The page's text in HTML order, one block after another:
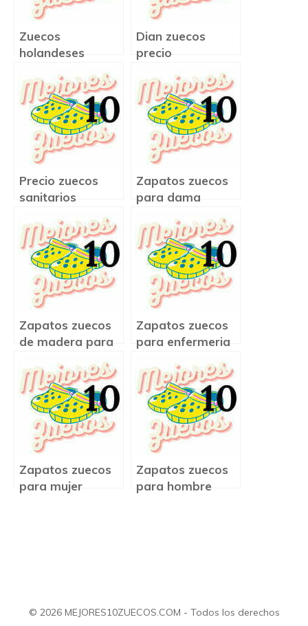
Zuecos
holandeses
Dian zuecos
precio
Precio zuecos
sanitarios
Zapatos zuecos
para dama
Zapatos zuecos
de madera para
Zapatos zuecos
para enfermeria
Zapatos zuecos
para mujer
Zapatos zuecos
para hombre
© 2026 MEJORES10ZUECOS.COM - Todos los derechos